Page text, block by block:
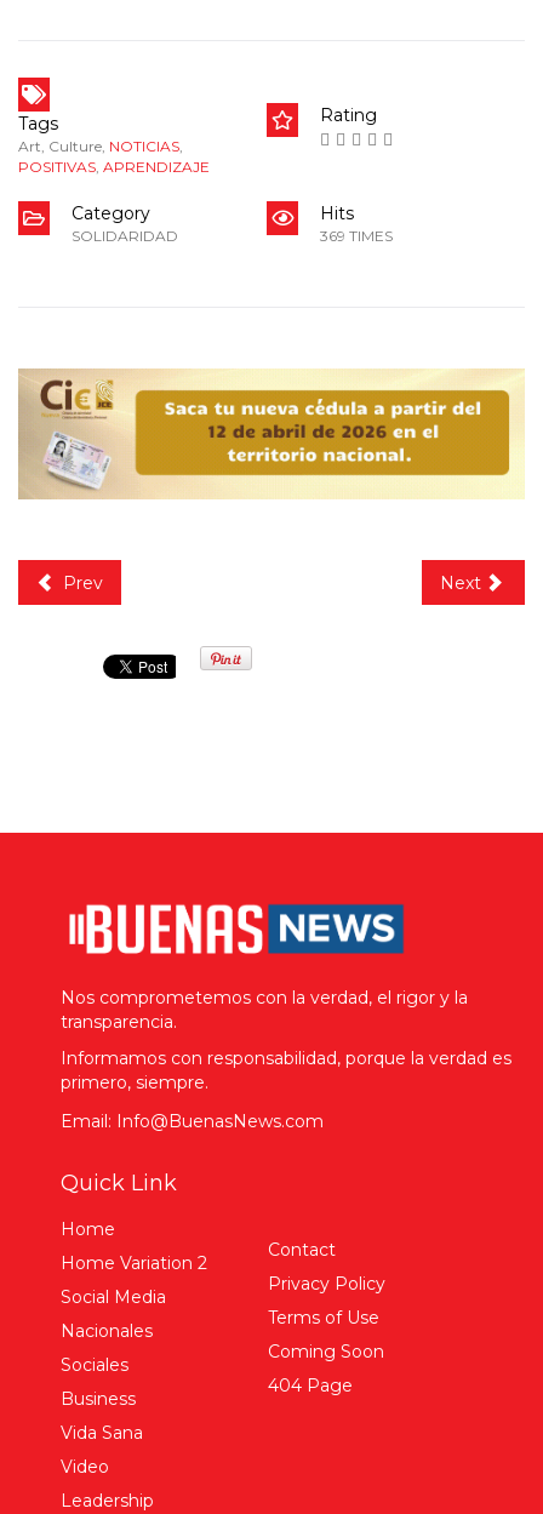
Tags
POSITIVAS,APRENDIZAJE
transparencia.
primero, siempre.
Quick Link
Home
Home Variation 2
Social Media
Nacionales
Sociales
Business
Vida Sana
Contact
Privacy Policy
Terms of Use
Coming Soon